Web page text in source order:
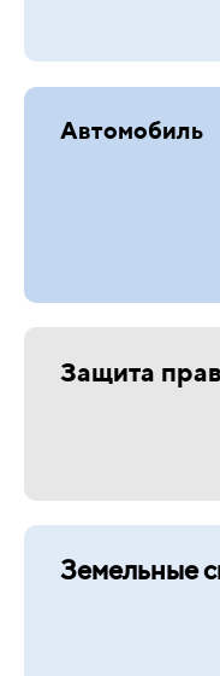
Автомобиль
Защита
Земельные